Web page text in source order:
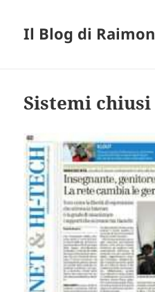
Il Blog di
Sistemi chiusi